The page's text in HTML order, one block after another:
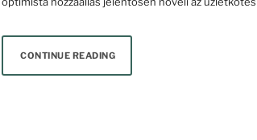
CONTINUE READING